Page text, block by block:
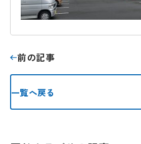
前の記事
一覧へ戻る